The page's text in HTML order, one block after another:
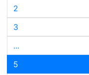
2
3
...
5